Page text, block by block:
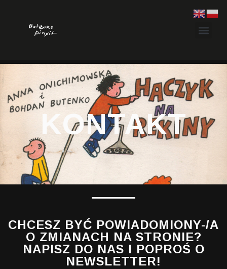
KONTAKT
CHCESZ BYĆ POWIADOMIONY-/A
O ZMIANACH NA STRONIE?
NAPISZ DO NAS I POPROŚ O
NEWSLETTER!